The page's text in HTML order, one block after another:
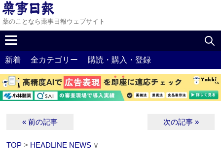
薬のことなら薬事日報ウェブサイト
新着 全カテゴリー 購読・購入・登録
« 前の記事 次の記事 »
TOP > HEADLINE NEWS ∨